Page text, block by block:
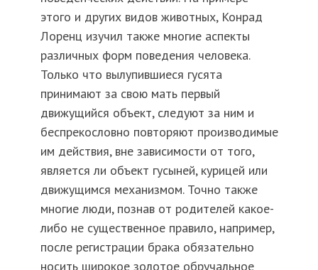
этого и других видов животных, Конрад
Лоренц изучил также многие аспекты
различных форм поведения человека.
Только что вылупившиеся гусята
принимают за свою мать первый
движущийся объект, следуют за ним и
беспрекословно повторяют производимые
им действия, вне зависимости от того,
является ли объект гусыней, курицей или
движущимся механизмом. Точно также
многие люди, познав от родителей какое-
либо не существенное правило, например,
после регистрации брака обязательно
носить широкое золотое обручальное